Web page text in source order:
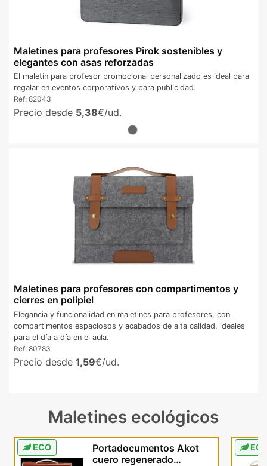
Maletines para profesores Pirok sostenibles y
elegantes con asas reforzadas
El maletín para profesor promocional personalizado es ideal para
regalar en eventos corporativos y para publicidad.
Ref: 82043
Precio desde 5,38€/ud.
Maletines para profesores con compartimentos y
cierres en polipiel
Elegancia y funcionalidad en maletines para profesores, con
compartimentos espaciosos y acabados de alta calidad, ideales
para el día a día en el aula.
Ref: 80783
Precio desde 1,59€/ud.
Maletines ecológicos
ECO
Portadocumentos Akot
cuero regenerado